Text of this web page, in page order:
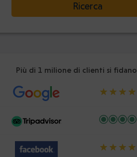
Ricerca
Più di 1 milione di clienti si